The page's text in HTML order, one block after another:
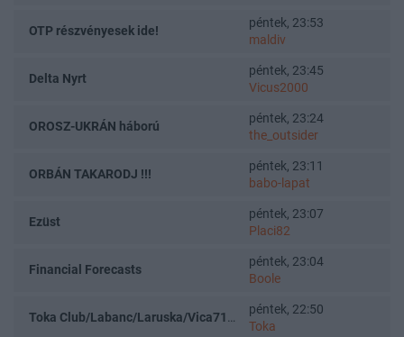
OTP részvényesek ide!
péntek, 23:53
maldiv
Delta Nyrt
péntek, 23:45
Vicus2000
OROSZ-UKRÁN háború
péntek, 23:24
the_outsider
ORBÁN TAKARODJ !!!
péntek, 23:11
babo-lapat
Ezüst
péntek, 23:07
Placi82
Financial Forecasts
péntek, 23:04
Boole
Toka Club/Labanc/Laruska/Vica71/Nacky/Bpali/Oldrider/Josefernando/Mcbull/Kawaszabi
péntek, 22:50
Toka